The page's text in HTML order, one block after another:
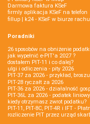
Darmowa faktura KSeF
firmly aplikacja KSeF na telefon
fillup | k24 - KSeF w biurze
Poradniki
26 sposobów na obniżenie
jak wypełnić e-PIT'a 2027 ?
dostałem PIT-11 i co dalej?
ulgi i odliczenia - pity 2026
PIT-37 za 2026 - przykład,
PIT-28 ryczałt za 2026
PIT-36 za 2026 - działalność
PIT-36L za 2026 - podatek
kiedy otrzymasz zwrot podatku?
PIT-11, PIT-8C, PIT-4R i IFT -
rozliczenie PIT przez urząd